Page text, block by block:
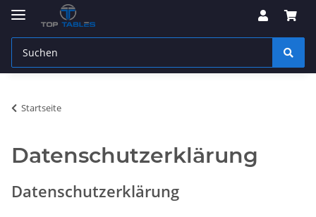
Startseite
Datenschutzerklärung
Datenschutzerklärung